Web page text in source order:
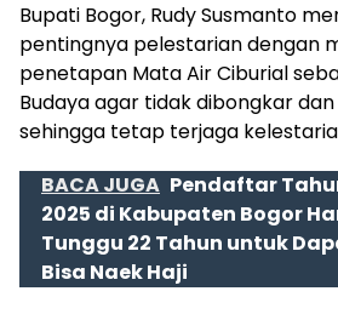
Bupati Bogor, Rudy Susmanto
pentingnya pelestarian dengan
penetapan Mata Air Ciburial
Budaya agar tidak dibongkar
sehingga tetap terjaga
BACA JUGA Pendaftar
2025 di Kabupaten Bogor
Tunggu 22 Tahun untuk
Bisa Naek Haji